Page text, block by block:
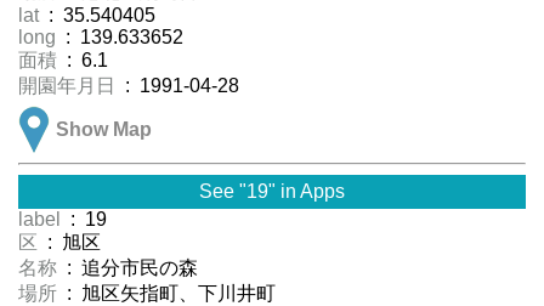
lat : 35.540405
long : 139.633652
面積 : 6.1
開園年月日
: 1991-04-28
Show Map
See "19" in Apps
label
: 19
区 : 旭区
名称 : 追分市民の森
場所 : 旭区矢指町、下川井町